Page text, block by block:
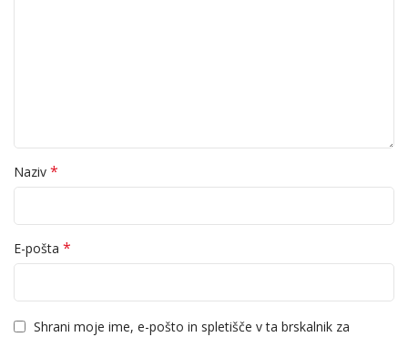
Naziv *
E-pošta *
Shrani moje ime, e-pošto in spletišče v ta brskalnik za